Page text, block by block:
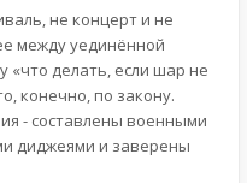
не концерт и не
между уединённой
«что делать, если шар не
конечно, по закону.
- составлены военными
диджеями и заверены